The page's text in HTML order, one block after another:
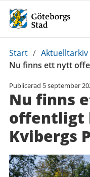
Du
är
Start / Aktuelltarkiv
Nu finns ett nytt
Publicerad 5 september
Nu finns
offentligt
Kvibergs